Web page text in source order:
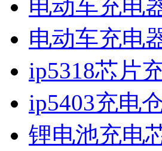
电动车充电
电动车充电
ip5318芯片
ip5403充电
锂电池充电